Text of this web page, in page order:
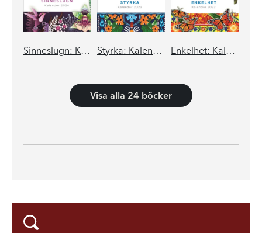
Sinneslugn: Kalender 2024 Styrka: Kalender 2023 Enkelhet: Kalender 2022
Visa alla 24 böcker